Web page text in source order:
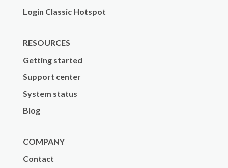
Login Classic Hotspot
RESOURCES
Getting started
Support center
System status
Blog
COMPANY
Contact